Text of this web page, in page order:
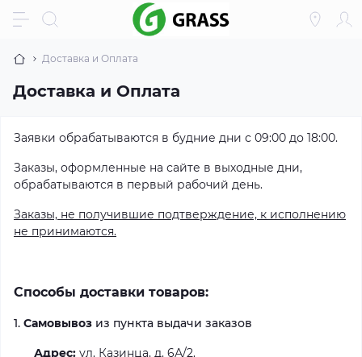
Доставка и Оплата
Доставка и Оплата
Заявки обрабатываются в будние дни с 09:00 до 18:00.
Заказы, оформленные на сайте в выходные дни,
обрабатываются в первый рабочий день.
Заказы, не получившие подтверждение, к исполнению
не принимаются.
Способы доставки товаров:
1. Самовывоз из пункта выдачи заказов
Адрес: ул. Казинца, д. 6А/2.